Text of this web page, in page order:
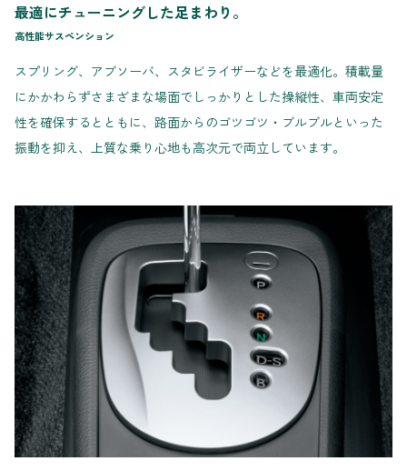
最適にチューニングした足まわり。
高性能サスペンション
スプリング、アブソーバ、スタビライザーなどを最適化。積載量
にかかわらずさまざまな場面でしっかりとした操縦性、車両安定
性を確保するとともに、路面からのゴツゴツ・ブルブルといった
振動を抑え、上質な乗り心地も高次元で両立しています。